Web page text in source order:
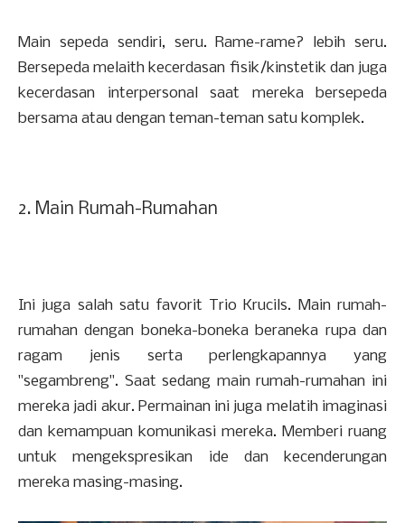
Main sepeda sendiri, seru. Rame-rame? lebih seru.
Bersepeda melaith kecerdasan fisik/kinstetik dan juga
kecerdasan interpersonal saat mereka bersepeda
bersama atau dengan teman-teman satu komplek.
2. Main Rumah-Rumahan
Ini juga salah satu favorit Trio Krucils. Main rumah-
rumahan dengan boneka-boneka beraneka rupa dan
ragam jenis serta perlengkapannya yang
"segambreng". Saat sedang main rumah-rumahan ini
mereka jadi akur. Permainan ini juga melatih imaginasi
dan kemampuan komunikasi mereka. Memberi ruang
untuk mengekspresikan ide dan kecenderungan
mereka masing-masing.